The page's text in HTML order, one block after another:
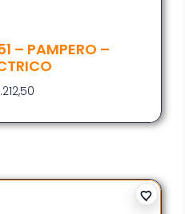
– PAMPERO –